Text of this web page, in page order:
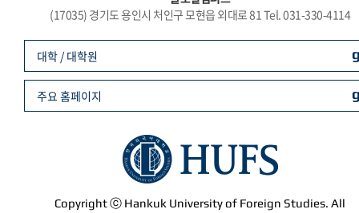
(17035) 경기도 용인시 처인구 모현읍 외대로 81 Tel. 031-330-4114
Copyright ⓒ Hankuk University of Foreign Studies. All
대학 / 대학원
주요 홈페이지